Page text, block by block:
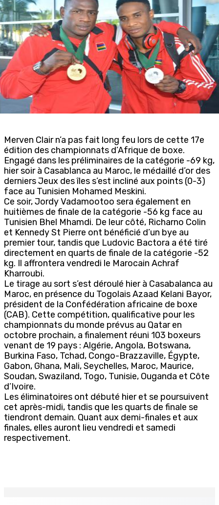
Merven Clair n’a pas fait long feu lors de cette 17e
édition des championnats d’Afrique de boxe.
Engagé dans les préliminaires de la catégorie -69 kg,
hier soir à Casablanca au Maroc, le médaillé d’or des
derniers Jeux des îles s’est incliné aux points (0-3)
face au Tunisien Mohamed Meskini.
Ce soir, Jordy Vadamootoo sera également en
huitièmes de finale de la catégorie -56 kg face au
Tunisien Bhel Mhamdi. De leur côté, Richarno Colin
et Kennedy St Pierre ont bénéficié d’un bye au
premier tour, tandis que Ludovic Bactora a été tiré
directement en quarts de finale de la catégorie -52
kg. Il affrontera vendredi le Marocain Achraf
Kharroubi.
Le tirage au sort s’est déroulé hier à Casabalanca au
Maroc, en présence du Togolais Azaad Kelani Bayor,
président de la Confédération africaine de boxe
(CAB). Cette compétition, qualificative pour les
championnats du monde prévus au Qatar en
octobre prochain, a finalement réuni 103 boxeurs
venant de 19 pays : Algérie, Angola, Botswana,
Burkina Faso, Tchad, Congo-Brazzaville, Égypte,
Gabon, Ghana, Mali, Seychelles, Maroc, Maurice,
Soudan, Swaziland, Togo, Tunisie, Ouganda et Côte
d’Ivoire.
Les éliminatoires ont débuté hier et se poursuivent
cet après-midi, tandis que les quarts de finale se
tiendront demain. Quant aux demi-finales et aux
finales, elles auront lieu vendredi et samedi
respectivement.